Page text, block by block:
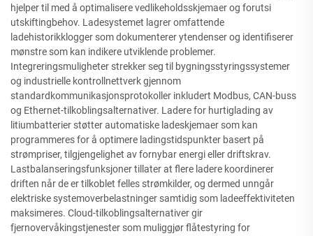
hjelper til med å optimalisere vedlikeholdsskjemaer og forutsi
utskiftingbehov. Ladesystemet lagrer omfattende
ladehistorikklogger som dokumenterer ytendenser og identifiserer
mønstre som kan indikere utviklende problemer.
Integreringsmuligheter strekker seg til bygningsstyringssystemer
og industrielle kontrollnettverk gjennom
standardkommunikasjonsprotokoller inkludert Modbus, CAN-buss
og Ethernet-tilkoblingsalternativer. Ladere for hurtiglading av
litiumbatterier støtter automatiske ladeskjemaer som kan
programmeres for å optimere ladingstidspunkter basert på
strømpriser, tilgjengelighet av fornybar energi eller driftskrav.
Lastbalanseringsfunksjoner tillater at flere ladere koordinerer
driften når de er tilkoblet felles strømkilder, og dermed unngår
elektriske systemoverbelastninger samtidig som ladeeffektiviteten
maksimeres. Cloud-tilkoblingsalternativer gir
fjernovervåkingstjenester som muliggjør flåtestyring for